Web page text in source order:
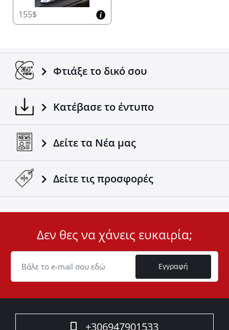
155$
Φτιάξε το δικό σου
Κατέβασε το έντυπο
Δείτε τα Νέα μας
Δείτε τις προσφορές
ID
Cookie
Δεν θες να χάνεις ευκαιρία;
Εγγραφή
+306947901533